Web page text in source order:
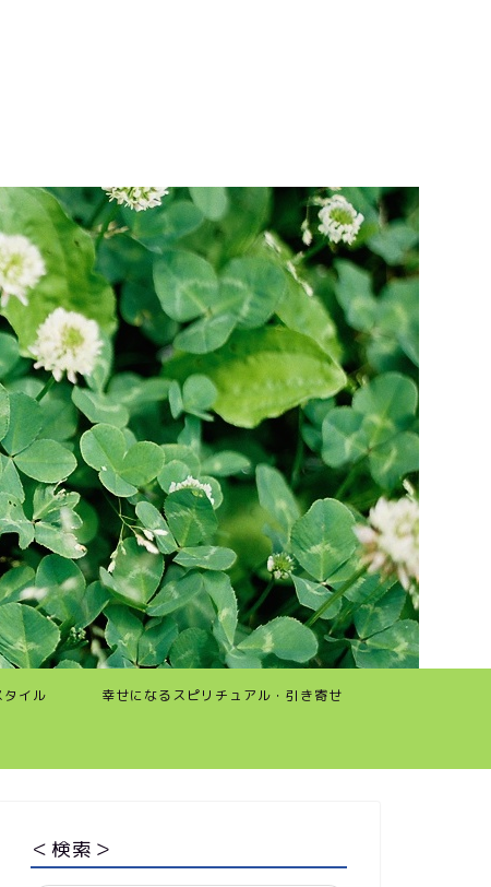
タイル 幸せになるスピリチュアル・引き寄せ
＜検索＞